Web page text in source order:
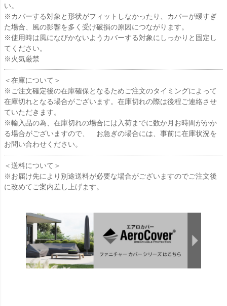
い。
※カバーする対象と形状がフィットしなかったり、カバーが緩すぎ
た場合、風の影響を多く受け破損の原因につながります。
※使用時は風になびかないようカバーする対象にしっかりと固定し
てください。
※火気厳禁
＜在庫について＞
※ご注文確定後の在庫確保となるためご注文のタイミングによって
在庫切れとなる場合がございます。在庫切れの際は後程ご連絡させ
ていただきます。
※輸入品の為、在庫切れの場合には入荷までに数か月お時間がかか
る場合がございますので、 お急ぎの場合には、事前に在庫状況を
お問い合わせください。
＜送料について＞
※お届け先により別途送料が必要な場合がございますのでご注文後
に改めてご案内差し上げます。